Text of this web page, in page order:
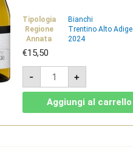
Tipologia
Bianchi
Regione
Trentino Alto Adige
Annata
2024
€15,50
-
Pinot
Grigio
2024
Südtirol
Alto
Adige
+
Aggiungi al carrello